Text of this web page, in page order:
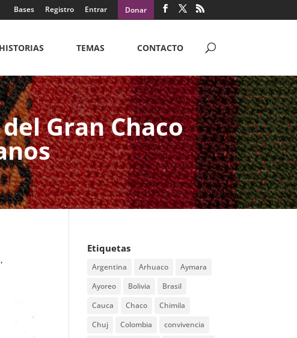
Bases Registro Entrar Donar
HISTORIAS TEMAS CONTACTO
Gran Chaco
,
Etiquetas
Argentina Arhuaco
Aymara
Ayoreo
Bolivia
Brasil
Cauca
Chaco
Chimila
Chuj
Colombia
convivencia